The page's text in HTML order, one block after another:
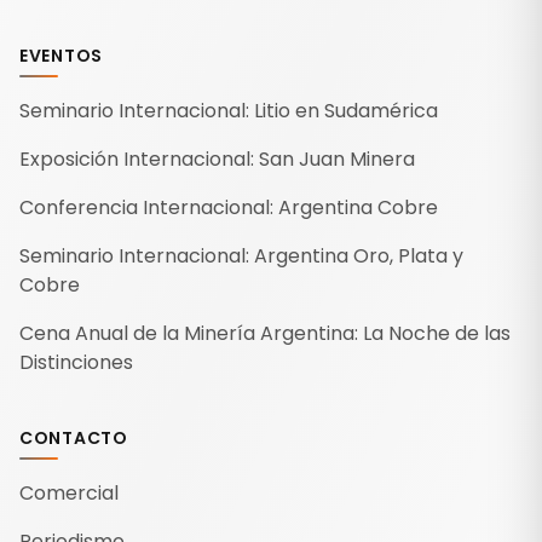
EVENTOS
Seminario Internacional: Litio en Sudamérica
Exposición Internacional: San Juan Minera
Conferencia Internacional: Argentina Cobre
Seminario Internacional: Argentina Oro, Plata y
Cobre
Cena Anual de la Minería Argentina: La Noche de las
Distinciones
CONTACTO
Comercial